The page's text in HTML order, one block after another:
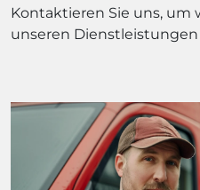
Kontaktieren Sie uns, um
unseren